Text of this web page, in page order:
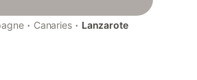
· Canaries · Lanzarote